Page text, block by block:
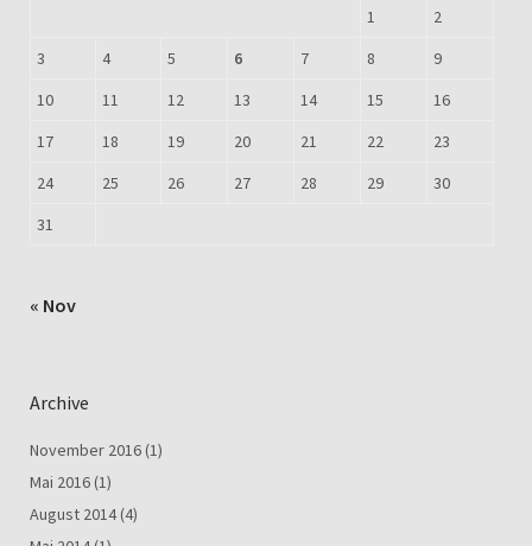
1
2
3
4 5 6 7 8
9
10
11 12 13 14 15
16
17
18 19 20 21 22
23
24
25 26 27 28 29
30
31
« Nov
Archive
November 2016 (1)
Mai 2016 (1)
August 2014(4)